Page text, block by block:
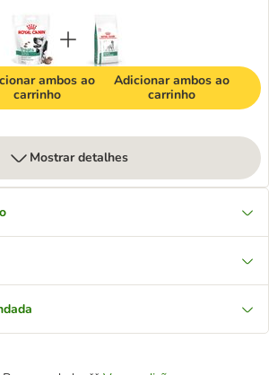
ambos ao
carrinho
Adicionar ambos ao
carrinho
Mostrar detalhes